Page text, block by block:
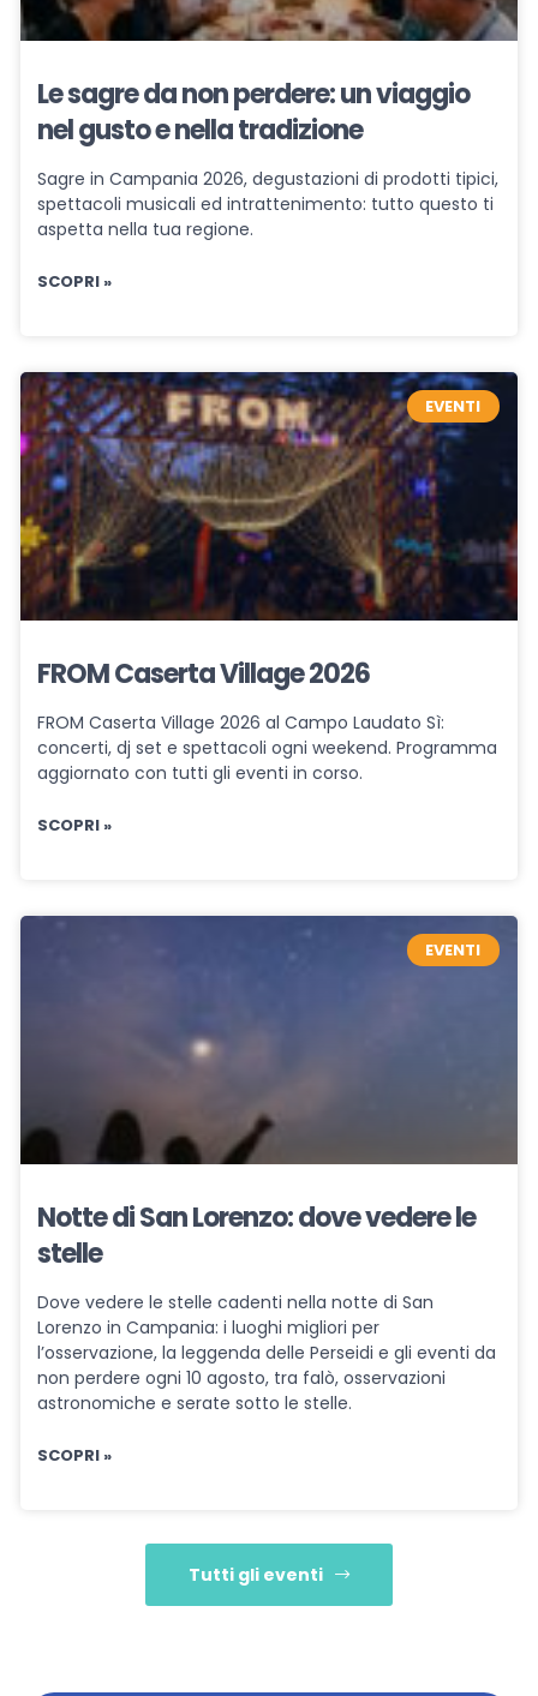
Le sagre da non perdere: un viaggio
nel gusto e nella tradizione
Sagre in Campania 2026, degustazioni di prodotti tipici,
spettacoli musicali ed intrattenimento: tutto questo ti
aspetta nella tua regione.
SCOPRI »
EVENTI
FROM Caserta Village 2026
FROM Caserta Village 2026 al Campo Laudato Sì:
concerti, dj set e spettacoli ogni weekend. Programma
aggiornato con tutti gli eventi in corso.
SCOPRI »
EVENTI
Notte di San Lorenzo: dove vedere le
stelle
Dove vedere le stelle cadenti nella notte di San
Lorenzo in Campania: i luoghi migliori per
l’osservazione, la leggenda delle Perseidi e gli eventi da
non perdere ogni 10 agosto, tra falò, osservazioni
astronomiche e serate sotto le stelle.
SCOPRI »
Tutti gli eventi